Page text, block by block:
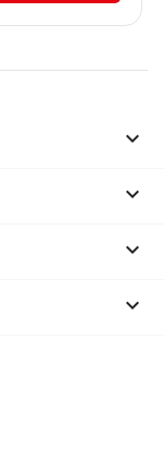



